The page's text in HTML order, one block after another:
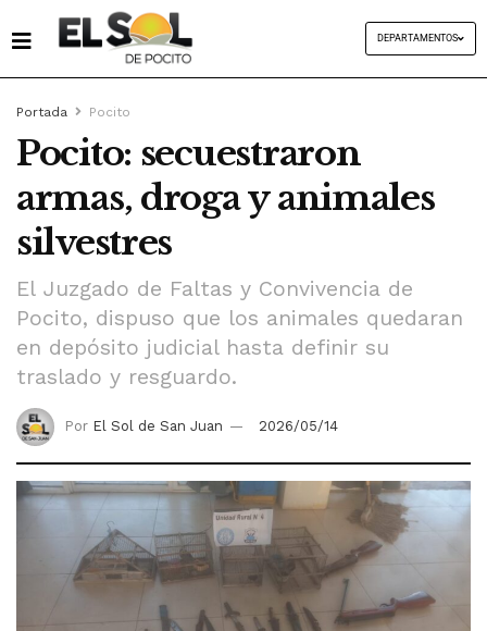
DEPARTAMENTOS
Portada Pocito
Pocito: secuestraron
armas, droga y animales
silvestres
El Juzgado de Faltas y Convivencia de
Pocito, dispuso que los animales quedaran
en depósito judicial hasta definir su
traslado y resguardo.
Por El Sol de San Juan 2026/05/14